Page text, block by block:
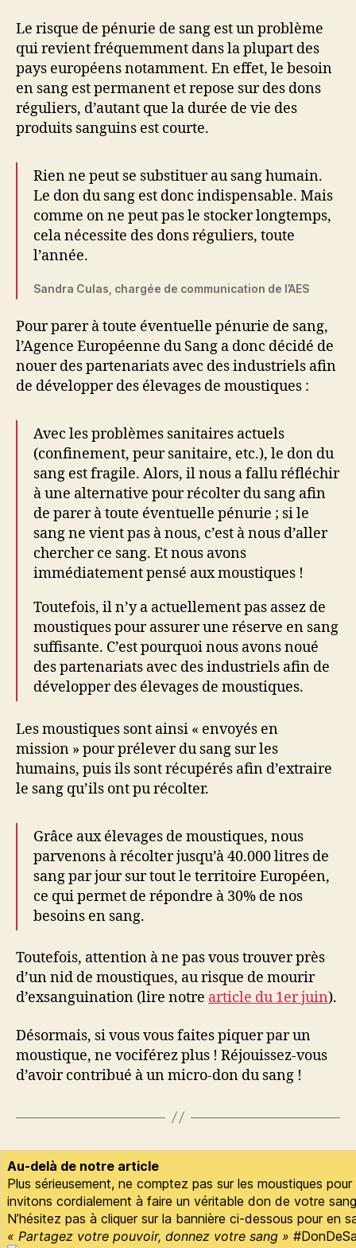
Le risque de pénurie de sang est un problème
qui revient fréquemment dans la plupart des
pays européens notamment. En effet, le besoin
en sang est permanent et repose sur des dons
réguliers, d’autant que la durée de vie des
produits sanguins est courte.
Rien ne peut se substituer au sang humain.
Le don du sang est donc indispensable. Mais
comme on ne peut pas le stocker longtemps,
cela nécessite des dons réguliers, toute
l’année.
Sandra Culas, chargée de communication de l’AES
Pour parer à toute éventuelle pénurie de sang,
l’Agence Européenne du Sang a donc décidé de
nouer des partenariats avec des industriels afin
de développer des élevages de moustiques :
Avec les problèmes sanitaires actuels
(confinement, peur sanitaire, etc.), le don du
sang est fragile. Alors, il nous a fallu réfléchir
à une alternative pour récolter du sang afin
de parer à toute éventuelle pénurie ; si le
sang ne vient pas à nous, c’est à nous d’aller
chercher ce sang. Et nous avons
immédiatement pensé aux moustiques !
Toutefois, il n’y a actuellement pas assez de
moustiques pour assurer une réserve en sang
suffisante. C’est pourquoi nous avons noué
des partenariats avec des industriels afin de
développer des élevages de moustiques.
Les moustiques sont ainsi « envoyés en
mission » pour prélever du sang sur les
humains, puis ils sont récupérés afin d’extraire
le sang qu’ils ont pu récolter.
Grâce aux élevages de moustiques, nous
parvenons à récolter jusqu’à 40.000 litres de
sang par jour sur tout le territoire Européen,
ce qui permet de répondre à 30% de nos
besoins en sang.
Toutefois, attention à ne pas vous trouver près
d’un nid de moustiques, au risque de mourir
d’exsanguination (lire notre article du 1er juin).
Désormais, si vous vous faites piquer par un
moustique, ne vociférez plus ! Réjouissez-vous
d’avoir contribué à un micro-don du sang !
Au-delà de notre article
Plus sérieusement, ne comptez pas sur les moustiques
invitons cordialement à faire un véritable don de votre
N’hésitez pas à cliquer sur la bannière ci-dessous pour en
« Partagez votre pouvoir, donnez votre sang »